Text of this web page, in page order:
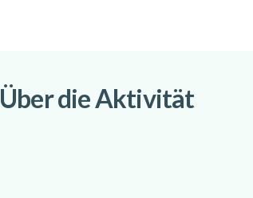
Über die Aktivität